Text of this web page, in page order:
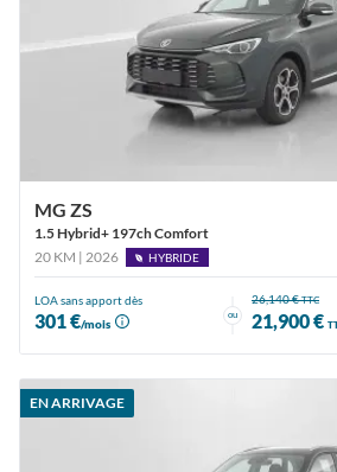
MG ZS
1.5 Hybrid+ 197ch Comfort
20 KM | 2026
HYBRIDE
LOA sans apport dès
301 €/mois
ou
26,140 €TTC
21,900 €
EN ARRIVAGE